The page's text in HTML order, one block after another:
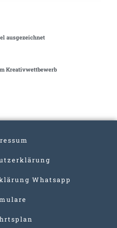
ausgezeichnet
Kreativwettbewerb
Whatsapp